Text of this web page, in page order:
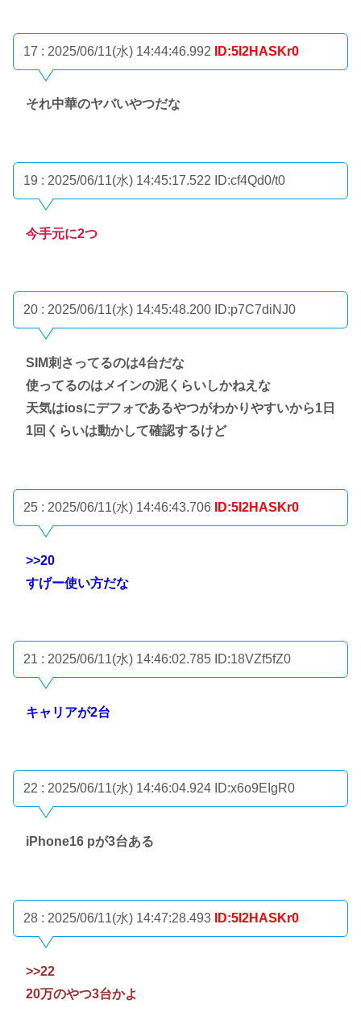
17 : 2025/06/11(水) 14:44:46.992 ID:5I2HASKr0
それ中華のヤバいやつだな
19 : 2025/06/11(水) 14:45:17.522 ID:cf4Qd0/t0
今手元に2つ
20 : 2025/06/11(水) 14:45:48.200 ID:p7C7diNJ0
SIM刺さってるのは4台だな
使ってるのはメインの泥くらいしかねえな
天気はiosにデフォであるやつがわかりやすいから1日
1回くらいは動かして確認するけど
25 : 2025/06/11(水) 14:46:43.706 ID:5I2HASKr0
>>20
すげー使い方だな
21 : 2025/06/11(水) 14:46:02.785 ID:18VZf5fZ0
キャリアが2台
22 : 2025/06/11(水) 14:46:04.924 ID:x6o9EIgR0
iPhone16 pが3台ある
28 : 2025/06/11(水) 14:47:28.493 ID:5I2HASKr0
>>22
20万のやつ3台かよ